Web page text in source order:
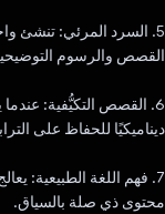
5. السرد المرئي: تنشئ
القصص والرسوم
ديناميكيًا للحفاظ على
محتوى ذي صلة بالسياق.